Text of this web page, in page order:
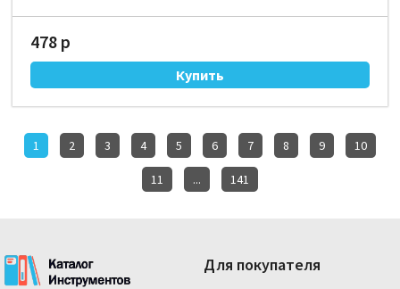
478 р
1 2 3 4 5 6 7 8 9 10
11 ... 141
Для покупателя